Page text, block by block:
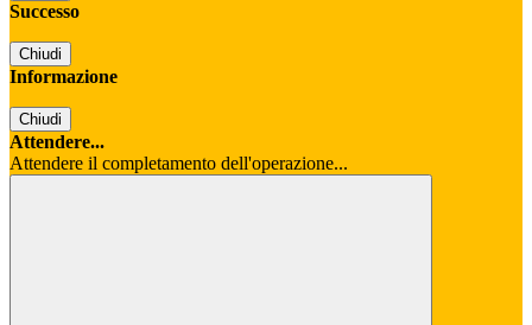
Successo
Chiudi
Informazione
Chiudi
Attendere...
Attendere il completamento dell'operazione...